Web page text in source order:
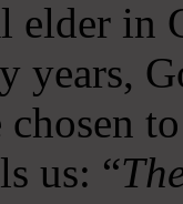
elder in
years,
us: “